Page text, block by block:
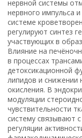
нервной системы
нервного импульса
системе
регулируют синтез
участвующих в
Влияние на
в процессах
детоксикационной
липидов и снижении
окисления. В
модуляции
чувствительности
систему связывают
регуляции